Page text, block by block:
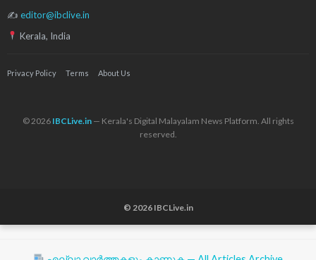
✍ editor@ibclive.in
Kerala, India
Privacy Policy Terms About Us
© 2026 IBCLive.in— Kerala's Digital Malayalam News Platform. All rights
reserved.
© 2026 IBCLive.in